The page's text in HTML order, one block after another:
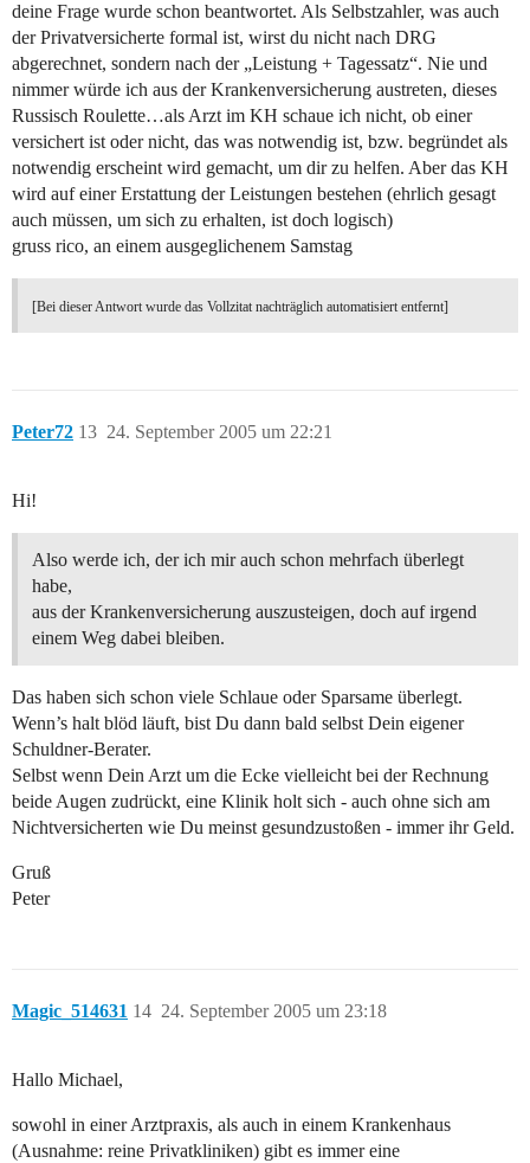
deine Frage wurde schon beantwortet. Als Selbstzahler, was auch
der Privatversicherte formal ist, wirst du nicht nach DRG
abgerechnet, sondern nach der „Leistung + Tagessatz“. Nie und
nimmer würde ich aus der Krankenversicherung austreten, dieses
Russisch Roulette…als Arzt im KH schaue ich nicht, ob einer
versichert ist oder nicht, das was notwendig ist, bzw. begründet als
notwendig erscheint wird gemacht, um dir zu helfen. Aber das KH
wird auf einer Erstattung der Leistungen bestehen (ehrlich gesagt
auch müssen, um sich zu erhalten, ist doch logisch)
gruss rico, an einem ausgeglichenem Samstag
[Bei dieser Antwort wurde das Vollzitat nachträglich automatisiert entfernt]
Peter72 24. September 2005 um 22:21
13
Hi!
Also werde ich, der ich mir auch schon mehrfach überlegt
habe,
aus der Krankenversicherung auszusteigen, doch auf irgend
einem Weg dabei bleiben.
Das haben sich schon viele Schlaue oder Sparsame überlegt.
Wenn’s halt blöd läuft, bist Du dann bald selbst Dein eigener
Schuldner-Berater.
Selbst wenn Dein Arzt um die Ecke vielleicht bei der Rechnung
beide Augen zudrückt, eine Klinik holt sich - auch ohne sich am
Nichtversicherten wie Du meinst gesundzustoßen - immer ihr Geld.
Gruß
Peter
Magic_514631 24. September 2005 um 23:18
14
Hallo Michael,
sowohl in einer Arztpraxis, als auch in einem Krankenhaus
(Ausnahme: reine Privatkliniken) gibt es immer eine